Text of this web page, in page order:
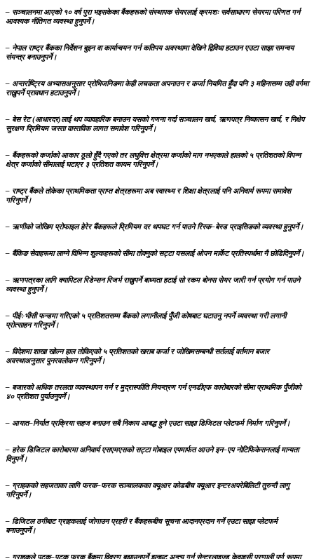
– सञ्चालनमा आएको १० वर्ष पुरा भइसकेका बैंकहरूको संस्थापक सेयरलाई क्रमशः सर्वसाधारण सेयरमा परिणत गर्न
आवश्यक नीतिगत व्यवस्था हुनुपर्ने।
– नेपाल राष्ट्र बैंकका निर्देशन बुझ्न वा कार्यान्वयन गर्न कतिपय अवस्थामा देखिने द्विविधा हटाउन एउटा साझा समन्वय
संयन्त्र बनाउनुपर्ने।
– अन्तर्राष्ट्रिय अभ्यासअनुसार प्रोभिजनिङमा केही लचकता अपनाउन र कर्जा नियमित हुँदा पनि ३ महिनासम्म उही वर्गमा
राख्नुपर्ने प्रावधान हटाउनुपर्ने।
– बेस रेट (आधारदर)लाई थप व्यावहारिक बनाउन यसको गणना गर्दा सञ्चालन खर्च, ऋणपत्र निष्कासन खर्च, र निक्षेप
सुरक्षण प्रिमियम जस्ता वास्तविक लागत समावेश गरिनुपर्ने।
– बैंकहरूको कर्जाको आकार ठूलो हुँदै गएको तर लघुवित्त क्षेत्रमा कर्जाको माग नभएकाले हालको ५ प्रतिशतको विपन्न
क्षेत्र कर्जाको सीमालाई घटाएर ३ प्रतिशत कायम गरिनुपर्ने।
– राष्ट्र बैंकले तोकेका प्राथमिकता प्राप्त क्षेत्रहरूमा अब स्वास्थ्य र शिक्षा क्षेत्रलाई पनि अनिवार्य रूपमा समावेश
गरिनुपर्ने।
– ऋणीको जोखिम प्रोफाइल हेरेर बैंकहरूले प्रिमियम दर थपघट गर्न पाउने रिस्क–बेस्ड प्राइसिङको व्यवस्था हुनुपर्ने।
– बैंकिङ सेवाहरूमा लाग्ने विभिन्न शुल्कहरूको सीमा तोक्नुको सट्टा यसलाई ओपन मार्केट प्रतिस्पर्धामा नै छोडिदिनुपर्ने।
– ऋणपत्रका लागि क्यापिटल रिडेम्सन रिजर्भ राख्नुपर्ने बाध्यता हटाई सो रकम बोनस सेयर जारी गर्न प्रयोग गर्न पाउने
व्यवस्था हुनुपर्ने।
– पीई÷भीसी फन्डमा गरिएको ५ प्रतिशतसम्म बैंकको लगानीलाई पुँजी कोषबाट घटाउनु नपर्ने व्यवस्था गरी लगानी
प्रोत्साहन गरिनुपर्ने।
– विदेशमा शाखा खोल्न हाल तोकिएको ५ प्रतिशतको खराब कर्जा र जोखिमसम्बन्धी सर्तलाई वर्तमान बजार
अवस्थाअनुसार पुनरवलोकन गरिनुपर्ने।
– बजारको अधिक तरलता व्यवस्थापन गर्न र मुद्रास्फीति नियन्त्रण गर्न एनडीएफ कारोबारको सीमा प्राथमिक पुँजीको
४० प्रतिशत पुर्याउनुपर्ने।
– आयात–निर्यात प्रक्रिया सहज बनाउन सबै निकाय आबद्ध हुने एउटा साझा डिजिटल प्लेटफर्म निर्माण गरिनुपर्ने।
– हरेक डिजिटल कारोबारमा अनिवार्य एसएमएसको सट्टा मोबाइल एपमार्फत आउने इन–एप नोटिफिकेसनलाई मान्यता
दिनुपर्ने।
– ग्राहकको सहजताका लागि फरक–फरक सञ्चालकका क्यूआर कोडबीच क्यूआर इन्टरअपरेबिलिटी तुरुन्तै लागु
गरिनुपर्ने।
– डिजिटल ठगीबाट ग्राहकलाई जोगाउन प्रहरी र बैंकहरूबीच सूचना आदानप्रदान गर्ने एउटा साझा प्लेटफर्म
बनाउनुपर्ने।
– ग्राहकले पटक–पटक फरक बैंकमा विवरण बुझाउनुपर्ने झन्झट अन्त्य गर्न सेन्ट्रलाइज्ड केवाइसी प्रणाली पूर्ण रूपमा